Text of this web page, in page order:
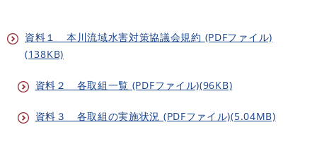
資料１ 本川流域水害対策協議会規約 (PDFファイル)
(138KB)
資料２ 各取組一覧 (PDFファイル)(96KB)
資料３ 各取組の実施状況 (PDFファイル)(5.04MB)